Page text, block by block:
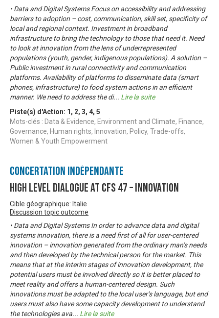
• Data and Digital Systems Focus on accessibility and addressing
barriers to adoption – cost, communication, skill set, specificity of
local and regional context. Investment in broadband
infrastructure to bring the technology to those that need it. Need
to look at innovation from the lens of underrepresented
populations (youth, gender, indigenous populations). A solution –
Public investment in rural connectivity and communication
platforms. Availability of platforms to disseminate data (smart
phones, infrastructure) to food system actions in an efficient
manner. We need to address the di... Lire la suite
Piste(s) d'Action: 1 , 2, 3, 4, 5
Mots-clés : Data & Evidence, Environment and Climate, Finance,
Governance, Human rights, Innovation, Policy, Trade-offs,
Women & Youth Empowerment
Concertation Indépendante
High Level Dialogue at CFS 47 – Innovation
Cible géographique: Italie
Discussion topic outcome
• Data and Digital Systems In order to advance data and digital
systems innovation, there is a need first of all for user-centered
innovation – innovation generated from the ordinary man’s needs
and then developed by the technical person for the market. This
means that at the interim stages of innovation development, the
potential users must be involved directly so it is better placed to
meet reality and offers a human-centered design. Such
innovations must be adapted to the local user’s language, but end
users must also have some capacity development to understand
the technologies ava... Lire la suite